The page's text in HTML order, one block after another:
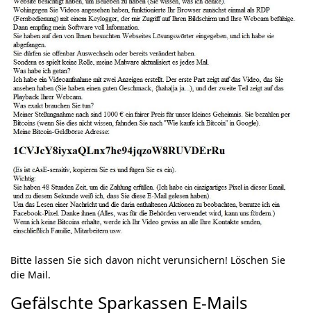
Bitte lassen Sie sich davon nicht verunsichern! Löschen Sie
die Mail.
Gefälschte Sparkassen E-Mails